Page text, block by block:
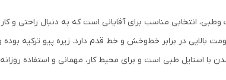
در برابر خط‌وخش و خط قدم دارد. زیره‌ پیو ترکیه بوده
استایل طبی است و برای محیط کار، مهمانی و استفاده